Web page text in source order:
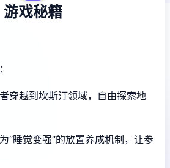
游戏秘籍
穿越到坎斯汀领域，自由探索地
“睡觉变强”的放置养成机制，让参